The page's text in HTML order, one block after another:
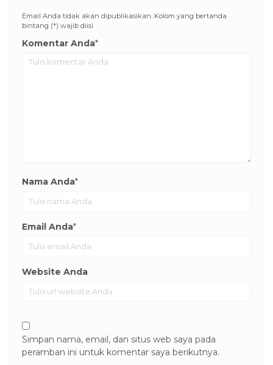
Email Anda tidak akan dipublikasikan. Kolom yang bertanda
bintang (*) wajib diisi
Komentar Anda*
Nama Anda*
Email Anda*
Website Anda
Simpan nama, email, dan situs web saya pada
peramban ini untuk komentar saya berikutnya.